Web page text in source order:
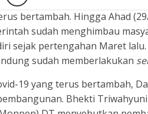
bertambah. Hingga Ahad
sudah menghimbau
sejak pertengahan Maret
sudah memberlakukan
19 yang terus bertambah,
Bhekti